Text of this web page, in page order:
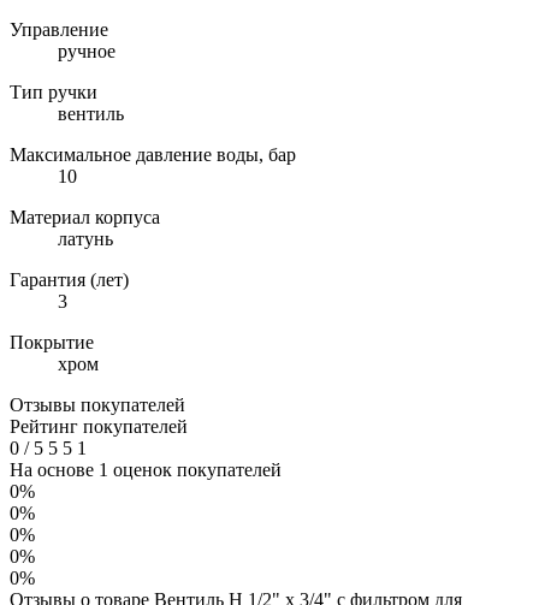
Управление
ручное
Тип ручки
вентиль
Максимальное давление воды, бар
10
Материал корпуса
латунь
Гарантия (лет)
3
Покрытие
хром
Отзывы покупателей
Рейтинг покупателей
0 /5 5 5 1
На основе 1 оценок покупателей
0%
0%
0%
0%
0%
Отзывы о товаре Вентиль Н 1/2" х 3/4" с фильтром для